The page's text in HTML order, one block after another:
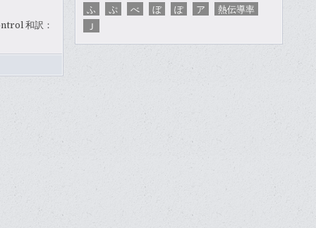
和訳：
ふ
ぷ べ ぼ ぽ ア
熱伝導率
Ｊ